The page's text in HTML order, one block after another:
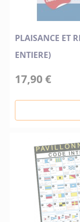
PLAISANCE ET
ENTIERE)
17,90 €